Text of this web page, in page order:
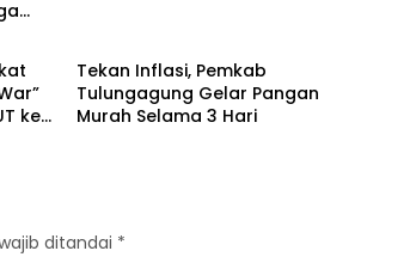
ke-
Tekan Inflasi, Pemkab
Tulungagung Gelar Pangan
Murah Selama 3 Hari
ditandai *